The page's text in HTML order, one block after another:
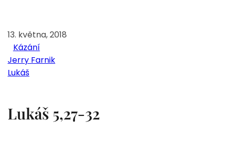
13. května, 2018
Kázání
Jerry Farnik
Lukáš
Lukáš 5,27-32